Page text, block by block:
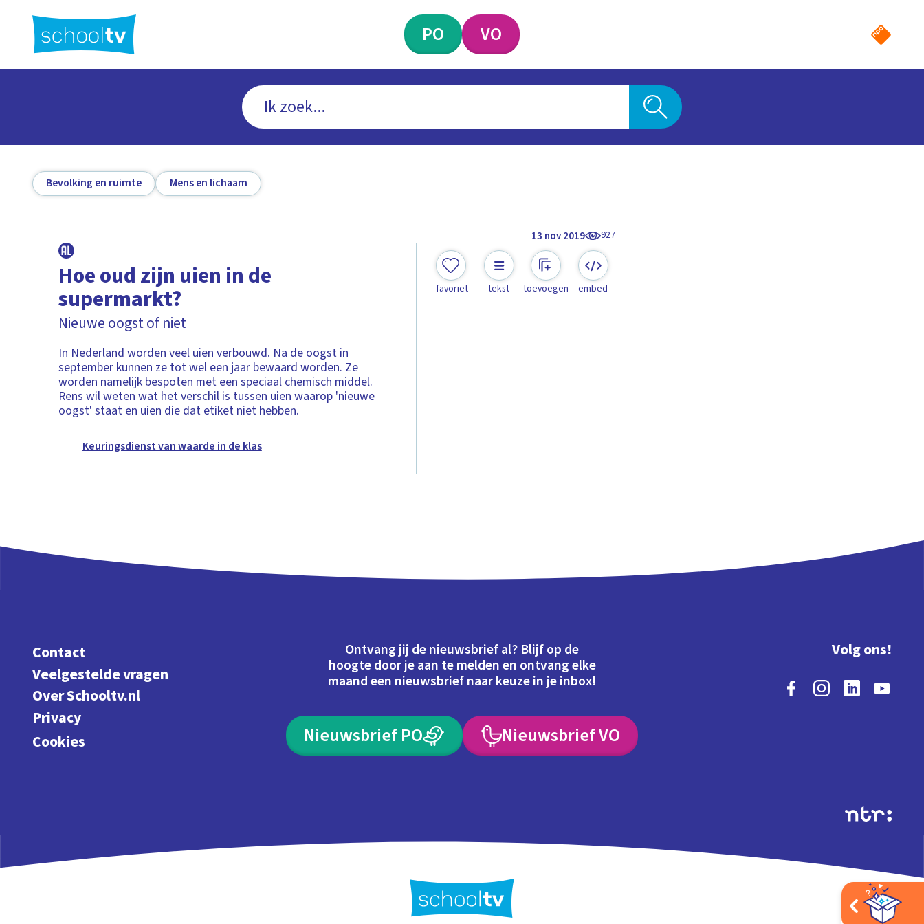
hoofdinhoud
PO VO
Bevolking en ruimte Mens en lichaam
13 nov 2019 927
Hoe oud zijn uien in de
supermarkt?
Nieuwe oogst of niet
In Nederland worden veel uien verbouwd. Na de oogst in
september kunnen ze tot wel een jaar bewaard worden. Ze
worden namelijk bespoten met een speciaal chemisch middel.
Rens wil weten wat het verschil is tussen uien waarop 'nieuwe
oogst' staat en uien die dat etiket niet hebben.
Keuringsdienst van waarde in de klas
favoriet tekst toevoegen embed
Contact
Veelgestelde vragen
Over Schooltv.nl
Privacy
Cookies
Ontvang jij de nieuwsbrief al? Blijf op de
hoogte door je aan te melden en ontvang elke
maand een nieuwsbrief naar keuze in je inbox!
Nieuwsbrief PO Nieuwsbrief VO
Volg ons!
Extra's